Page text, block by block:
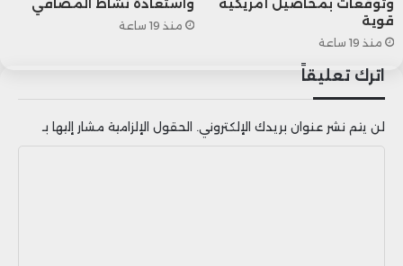
وتوقعات بمحاصيل أمريكية
قوية
منذ 19 ساعة
واستعادة نشاط المصافي
منذ 19 ساعة
اترك تعليقاً
لن يتم نشر عنوان بريدك الإلكتروني. الحقول الإلزامية مشار إليها بـ